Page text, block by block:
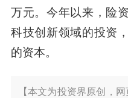
万元。今年以来，险
科技创新领域的投资
的资本。
【本文为投资界原创，